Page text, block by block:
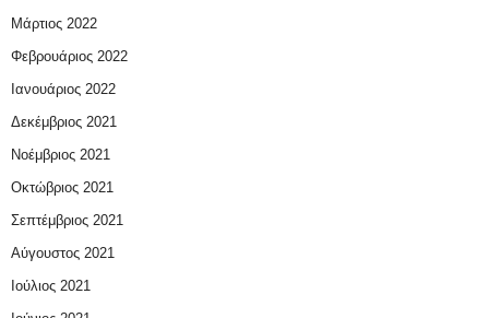
Μάρτιος 2022
Φεβρουάριος 2022
Ιανουάριος 2022
Δεκέμβριος 2021
Νοέμβριος 2021
Οκτώβριος 2021
Σεπτέμβριος 2021
Αύγουστος 2021
Ιούλιος 2021